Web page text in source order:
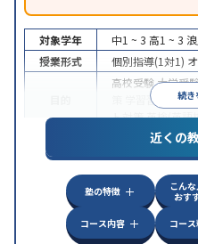
続き
対象学年 中1 ~ 3 高1 ~ 3
授業形式
個別指導(1対1)
高校受験大学受
学習習慣の定
ト対策英検(英語
特徴
中高一貫校生に
学習にPC・
科目から受講可能
近くの
塾の特徴
こん
おす
コース内容
コー